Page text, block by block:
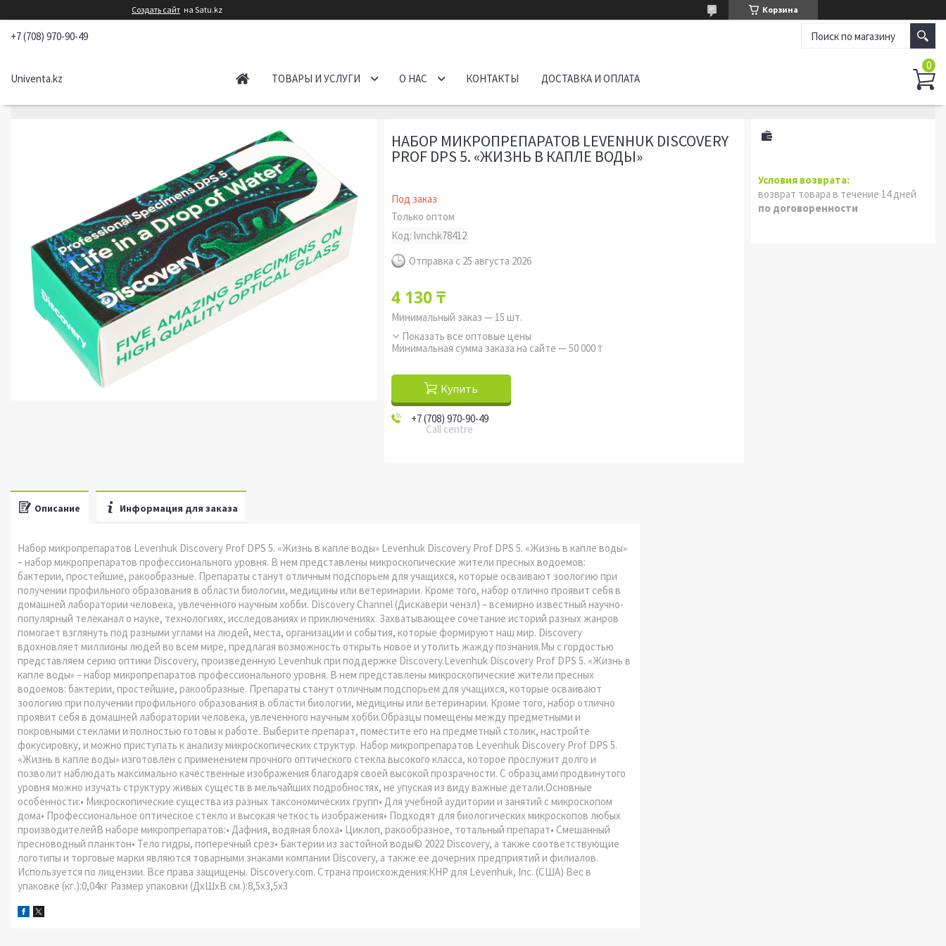
Создать сайт на Satu.kz Корзина
+7 (708) 970-90-49
Univenta.kz ТОВАРЫ И УСЛУГИ О НАС КОНТАКТЫ ДОСТАВКА И ОПЛАТА
НАБОР МИКРОПРЕПАРАТОВ LEVENHUK DISCOVERY
PROF DPS 5. «ЖИЗНЬ В КАПЛЕ ВОДЫ»
Под заказ
Только оптом
Код:lvnchk78412
Отправка с 25 августа 2026
4 130 ₸
Минимальный заказ — 15 шт.
Показать все оптовые цены
Минимальная сумма заказа на сайте — 50 000 ₸
Купить
+7 (708) 970-90-49
Call centre
возврат товара в течение 14 дней
по договоренности
Описание Информация для заказа
Набор микропрепаратов Levenhuk Discovery Prof DPS 5. «Жизнь в капле воды» Levenhuk Discovery Prof DPS 5. «Жизнь в капле воды»
– набор микропрепаратов профессионального уровня. В нем представлены микроскопические жители пресных водоемов:
бактерии, простейшие, ракообразные. Препараты станут отличным подспорьем для учащихся, которые осваивают зоологию при
получении профильного образования в области биологии, медицины или ветеринарии. Кроме того, набор отлично проявит себя в
домашней лаборатории человека, увлеченного научным хобби. Discovery Channel (Дискавери ченэл) – всемирно известный научно-
популярный телеканал о науке, технологиях, исследованиях и приключениях. Захватывающее сочетание историй разных жанров
помогает взглянуть под разными углами на людей, места, организации и события, которые формируют наш мир. Discovery
вдохновляет миллионы людей во всем мире, предлагая возможность открыть новое и утолить жажду познания.Мы с гордостью
представляем серию оптики Discovery, произведенную Levenhuk при поддержке Discovery.Levenhuk Discovery Prof DPS 5. «Жизнь в
капле воды» – набор микропрепаратов профессионального уровня. В нем представлены микроскопические жители пресных
водоемов: бактерии, простейшие, ракообразные. Препараты станут отличным подспорьем для учащихся, которые осваивают
зоологию при получении профильного образования в области биологии, медицины или ветеринарии. Кроме того, набор отлично
проявит себя в домашней лаборатории человека, увлеченного научным хобби.Образцы помещены между предметными и
покровными стеклами и полностью готовы к работе. Выберите препарат, поместите его на предметный столик, настройте
фокусировку, и можно приступать к анализу микроскопических структур. Набор микропрепаратов Levenhuk Discovery Prof DPS 5.
«Жизнь в капле воды» изготовлен с применением прочного оптического стекла высокого класса, которое прослужит долго и
позволит наблюдать максимально качественные изображения благодаря своей высокой прозрачности. С образцами продвинутого
уровня можно изучать структуру живых существ в мельчайших подробностях, не упуская из виду важные детали.Основные
особенности:• Микроскопические существа из разных таксономических групп• Для учебной аудитории и занятий с микроскопом
дома• Профессиональное оптическое стекло и высокая четкость изображения• Подходят для биологических микроскопов любых
производителейВ наборе микропрепаратов:• Дафния, водяная блоха• Циклоп, ракообразное, тотальный препарат• Смешанный
пресноводный планктон• Тело гидры, поперечный срез• Бактерии из застойной воды© 2022 Discovery, а также соответствующие
логотипы и торговые марки являются товарными знаками компании Discovery, а также ее дочерних предприятий и филиалов.
Используется по лицензии. Все права защищены. Discovery.com. Страна происхождения:КНР для Levenhuk, Inc. (США) Вес в
упаковке (кг.):0,04кг Размер упаковки (ДхШхВ см.):8,5x3,5x3